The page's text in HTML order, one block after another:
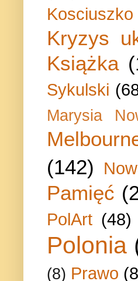
Kryzys
Książka
Sykulski
Marysia
(142)
Pamięć
PolArt (48)
Polonia
(8) Prawo